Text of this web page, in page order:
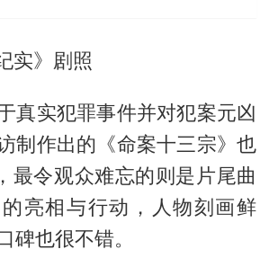
实》剧照
真实犯罪事件并对犯案元凶
制作出的《命案十三宗》也
最令观众难忘的则是片尾曲
亮相与行动，人物刻画鲜
碑也很不错。